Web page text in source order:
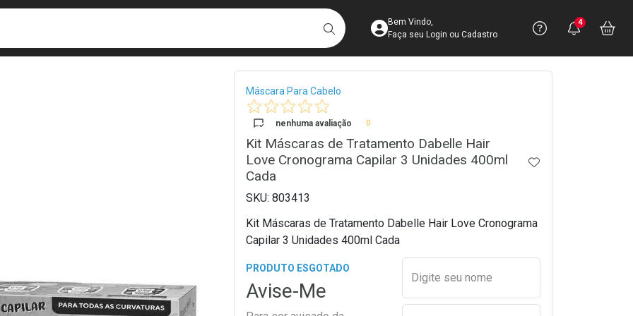
BUSCARAcesse sua Conta
Bem Vindo,
Faça seu Login ou Cadastro
Precisa
Ver Recursos
Você
4
Breadcrumb
Máscara Para Cabelo
nenhuma avaliação 0
Kit Máscaras de Tratamento Dabelle Hair
Love Cronograma Capilar 3 Unidades 400ml
Cada
ADICIONAR AOS
803413
Kit Máscaras de Tratamento Dabelle Hair Love Cronograma
Capilar 3 Unidades 400ml Cada
PRODUTO ESGOTADO
Avise-Me
Preencher nome e email
Digite seu nome